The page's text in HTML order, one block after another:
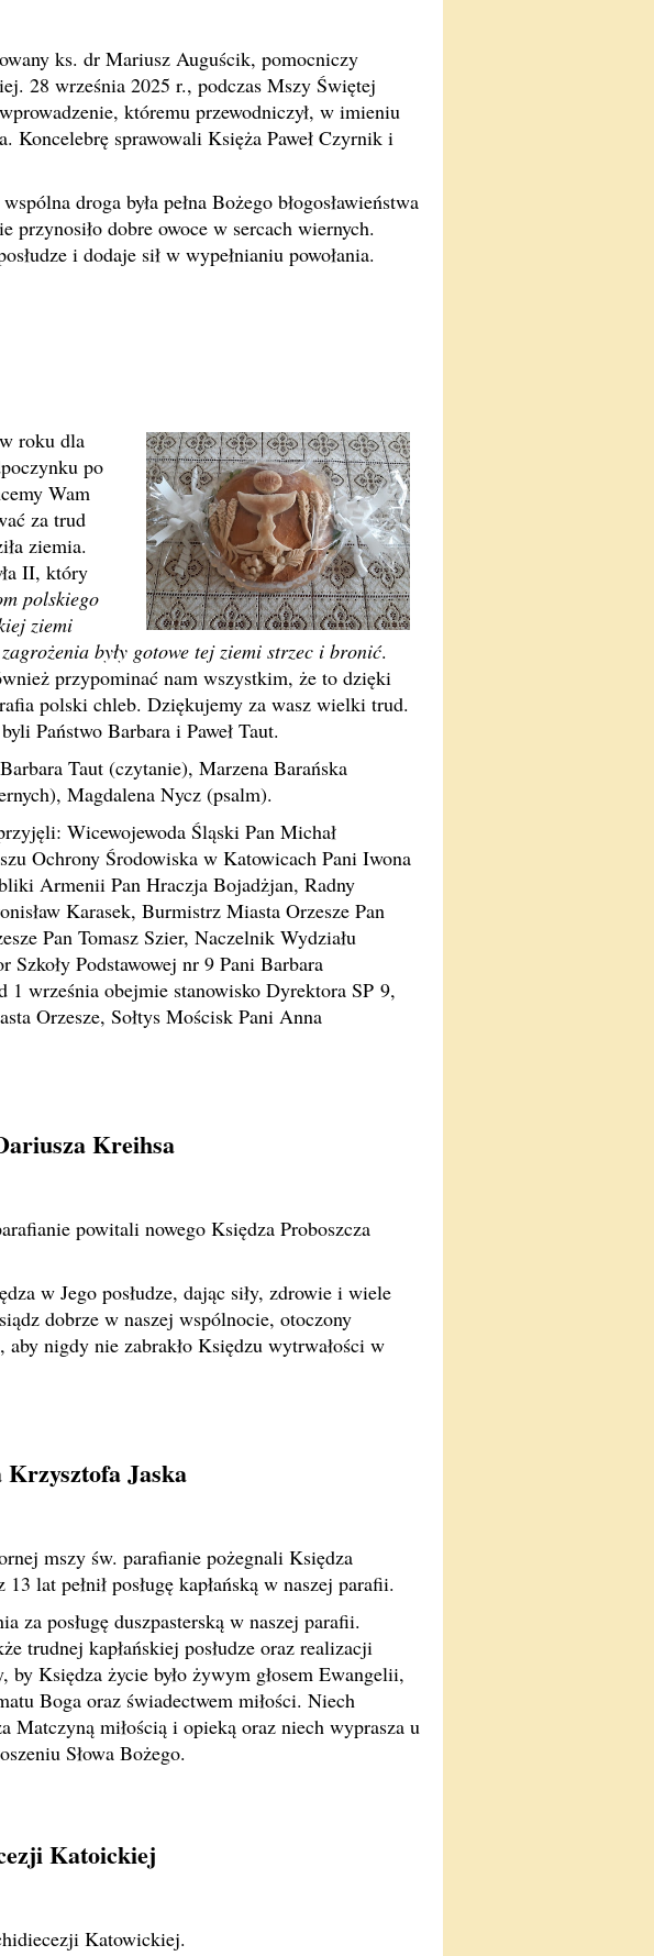
ks. dr Mariusz Auguścik, pomocniczy
28 września 2025 r., podczas Mszy Świętej
któremu przewodniczył, w imieniu
Koncelebrę sprawowali Księża Paweł Czyrnik i
droga była pełna Bożego błogosławieństwa
przynosiło dobre owoce w sercach wiernych.
i dodaje sił w wypełnianiu powołania.
roku dla
po
Wam
za trud
ziemia.
II, który
polskiego
ziemi
były gotowe tej ziemi strzec i bronić.
przypominać nam wszystkim, że to dzięki
polski chleb. Dziękujemy za wasz wielki trud.
Państwo Barbara i Paweł Taut.
Taut (czytanie), Marzena Barańska
Magdalena Nycz (psalm).
Wicewojewoda Śląski Pan Michał
Ochrony Środowiska w Katowicach Pani Iwona
Armenii Pan Hraczja Bojadżjan, Radny
Karasek, Burmistrz Miasta Orzesze Pan
Pan Tomasz Szier, Naczelnik Wydziału
Podstawowej nr 9 Pani Barbara
1 września obejmie stanowisko Dyrektora SP 9,
Orzesze, Sołtys Mościsk Pani Anna
Kreihsa
powitali nowego Księdza Proboszcza
w Jego posłudze, dając siły, zdrowie i wiele
dobrze w naszej wspólnocie, otoczony
nigdy nie zabrakło Księdzu wytrwałości w
Krzysztofa Jaska
mszy św. parafianie pożegnali Księdza
lat pełnił posługę kapłańską w naszej parafii.
za posługę duszpasterską w naszej parafii.
trudnej kapłańskiej posłudze oraz realizacji
Księdza życie było żywym głosem Ewangelii,
Boga oraz świadectwem miłości. Niech
Matczyną miłością i opieką oraz niech wyprasza u
Słowa Bożego.
Katoickiej
Katowickiej.